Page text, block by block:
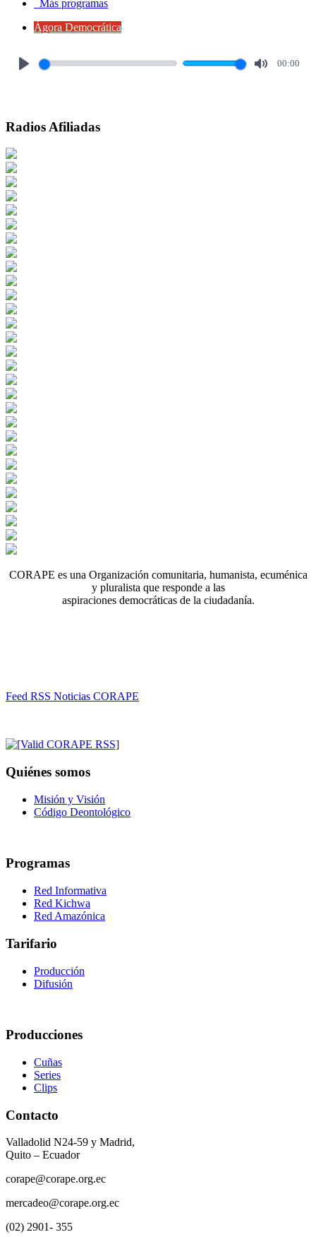
Más programas
Ágora Democrática
00:00
Radios Afiliadas
CORAPE es una Organización comunitaria, humanista, ecuménica
y pluralista que responde a las
aspiraciones democráticas de la ciudadanía.
Feed RSS Noticias CORAPE
Quiénes somos
Misión y Visión
Código Deontológico
Programas
Red Informativa
Red Kichwa
Red Amazónica
Tarifario
Producción
Difusión
Producciones
Cuñas
Series
Clips
Contacto
Valladolid N24-59 y Madrid,
Quito – Ecuador
corape@corape.org.ec
mercadeo@corape.org.ec
(02) 2901- 355